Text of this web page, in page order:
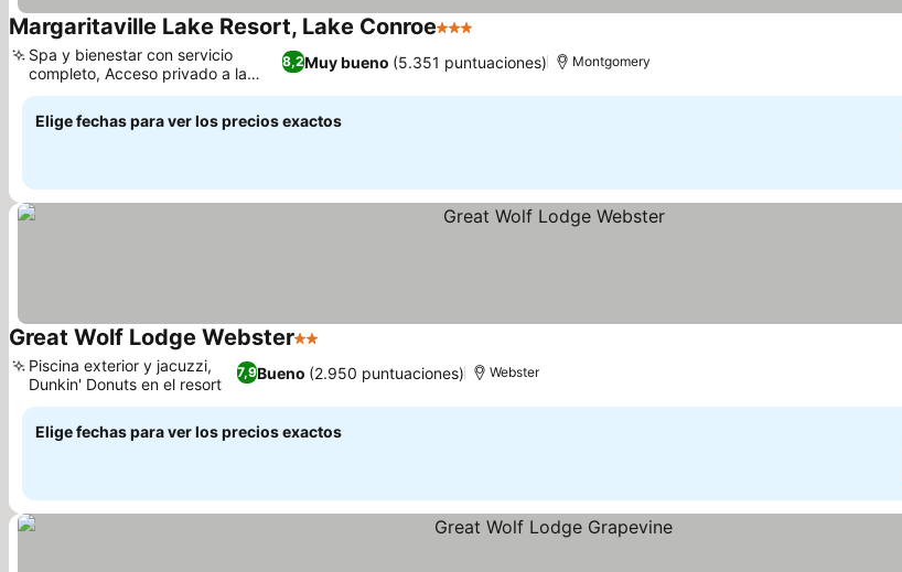
Margaritaville Lake Resort, Lake Conroe3 Estrellas
8,2Muy bueno (5.351 puntuaciones)
Spa y bienestar con servicio
completo, Acceso privado a la
playa del lago
Montgomery
Elige fechas para ver los precios exactos
Great Wolf Lodge Webster2 Estrellas
7,9Bueno (2.950 puntuaciones)
Piscina exterior y jacuzzi,
Dunkin' Donuts en el resort
Webster
Elige fechas para ver los precios exactos